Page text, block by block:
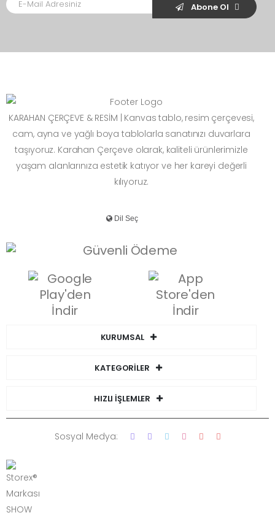
Abone Ol
KARAHAN ÇERÇEVE & RESİM | Kanvas tablo, resim çerçevesi,
cam, ayna ve yağlı boya tablolarla sanatınızı duvarlara
taşıyoruz. Karahan Çerçeve olarak, kaliteli ürünlerimizle
yaşam alanlarınıza estetik katıyor ve her kareyi değerli
kılıyoruz.
KURUMSAL
KATEGORİLER
HIZLI İŞLEMLER
Sosyal Medya: